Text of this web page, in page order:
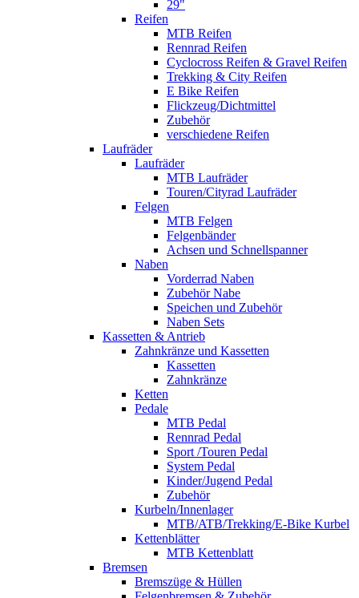
29"
Reifen
MTB Reifen
Rennrad Reifen
Cyclocross Reifen & Gravel Reifen
Trekking & City Reifen
E Bike Reifen
Flickzeug/Dichtmittel
Zubehör
verschiedene Reifen
Laufräder
Laufräder
MTB Laufräder
Touren/Cityrad Laufräder
Felgen
MTB Felgen
Felgenbänder
Achsen und Schnellspanner
Naben
Vorderrad Naben
Zubehör Nabe
Speichen und Zubehör
Naben Sets
Kassetten & Antrieb
Zahnkränze und Kassetten
Kassetten
Zahnkränze
Ketten
Pedale
MTB Pedal
Rennrad Pedal
Sport /Touren Pedal
System Pedal
Kinder/Jugend Pedal
Zubehör
Kurbeln/Innenlager
MTB/ATB/Trekking/E-Bike Kurbel
Kettenblätter
MTB Kettenblatt
Bremsen
Bremszüge & Hüllen